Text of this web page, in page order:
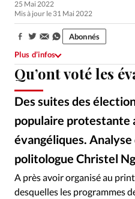
Monde
Opinions
Tous les articles
Faire un don
Emploi
Se connecter
Édition: Internationale
Devise: CHF
Qu’ont voté les
Des suites des
populaire protestante
évangéliques.
politologue Christel
25 Mai 2022
Mis à jour le 31 Mai 2022
Partager:
Abonnés
Plus d’infos
A près avoir organisé au
desquelles les programmes